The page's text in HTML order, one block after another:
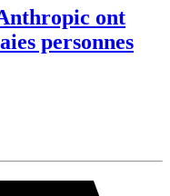
ont
personnes